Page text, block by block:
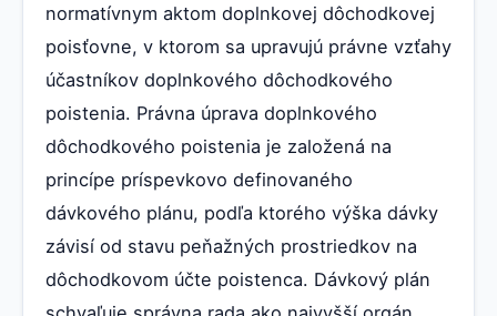
normatívnym aktom doplnkovej dôchodkovej
poisťovne, v ktorom sa upravujú právne vzťahy
účastníkov doplnkového dôchodkového
poistenia. Právna úprava doplnkového
dôchodkového poistenia je založená na
princípe príspevkovo definovaného
dávkového plánu, podľa ktorého výška dávky
závisí od stavu peňažných prostriedkov na
dôchodkovom účte poistenca. Dávkový plán